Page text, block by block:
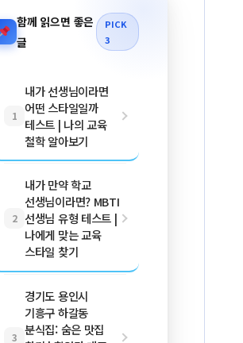
함께 읽으면 좋은
글
PICK
3
1
내가 선생님이라면
어떤 스타일일까
테스트 | 나의 교육
철학 알아보기
2
내가 만약 학교
선생님이라면? MBTI
선생님 유형 테스트 |
나에게 맞는 교육
스타일 찾기
3
경기도 용인시
기흥구 하갈동
분식집: 숨은 맛집